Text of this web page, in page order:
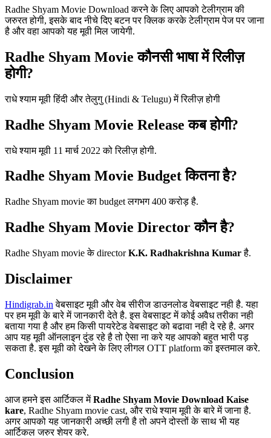
Radhe Shyam Movie Download करने के लिए आपको टेलीग्राम की
जरुरत होगी, इसके बाद नीचे दिए बटन पर क्लिक करके टेलीग्राम पेज पर जाना
है और वहा आपको यह मूवी मिल जायेगी.
Radhe Shyam Movie कौनसी भाषा में रिलीज़
होगी?
राधे श्याम मूवी हिंदी और तेलुगु (Hindi & Telugu) में रिलीज़ होगी
Radhe Shyam Movie Release कब होगी?
राधे श्याम मूवी 11 मार्च 2022 को रिलीज़ होगी.
Radhe Shyam Movie Budget कितना है?
Radhe Shyam movie का budget लगभग 400 करोड़ है.
Radhe Shyam Movie Director कौन है?
Radhe Shyam movie के directorK.K. Radhakrishna Kumarहै.
Disclaimer
Hindigrab.in वेबसाइट मूवी और वेब सीरीज डाउनलोड वेबसाइट नही है. यहा
पर हम मूवी के बारे में जानकारी देते है. इस वेबसाइट में कोई अवैध तरीका नही
बताया गया है और हम किसी पायरेटेड वेबसाइट को बढावा नही दे रहे है. अगर
आप यह मूवी ऑनलाइन दुंड रहे है तो ऐसा ना करे यह आपको बहुत भारी पड़
सकता है. इस मूवी को देखने के लिए लीगल OTT platform का इस्तमाल करे.
Conclusion
आज हमने इस आर्टिकल मेंRadhe Shyam Movie Download Kaise
kare, Radhe Shyam movie cast, और राधे श्याम मूवी के बारे में जाना है.
अगर आपको यह जानकारी अच्छी लगी है तो अपने दोस्तों के साथ भी यह
आर्टिकल जरुर शेयर करे.